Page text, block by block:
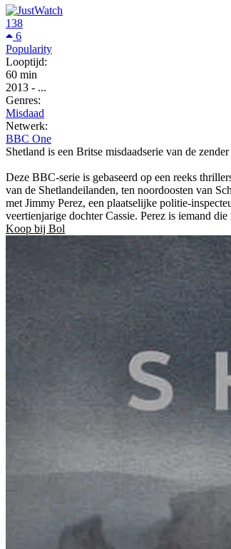
138
6
Popularity
Looptijd:
60 min
2013 - ...
Genres:
Misdaad
Netwerk:
BBC One
Shetland is een Britse misdaadserie van de
Deze BBC-serie is gebaseerd op een reeks
van de Shetlandeilanden, ten noordoosten van
met Jimmy Perez, een plaatselijke politie-
veertienjarige dochter Cassie. Perez is iemand
Koop bij Bol